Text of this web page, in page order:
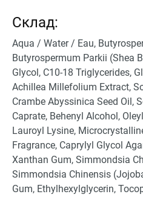
Склад:
Aqua / Water / Eau,
Butyrospermum Parkii (Shea
Glycol, C10-18 Triglycerides,
Achillea Millefolium Extract,
Crambe Abyssinica Seed Oil,
Caprate, Behenyl Alcohol,
Lauroyl Lysine,
Fragrance, Caprylyl Glycol
Xanthan Gum, Simmondsia
Simmondsia Chinensis
Gum, Ethylhexylglycerin,